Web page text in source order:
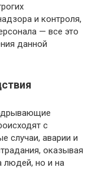
и контроля,
— все это
данной
с
случаи, аварии и
оказывая
людей, но и на